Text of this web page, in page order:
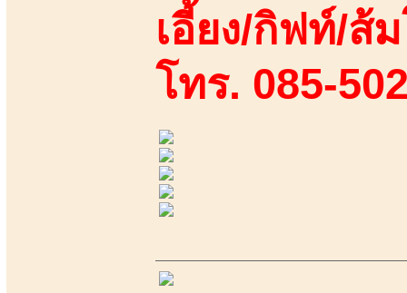
เอี้ยง/กิฟท์/ส้
โทร. 085-